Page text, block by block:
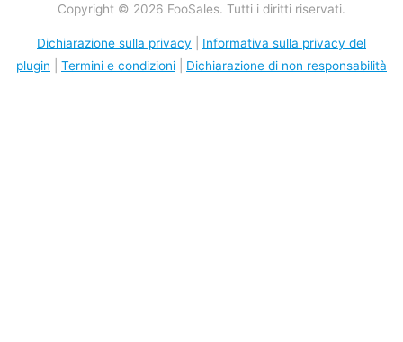
Copyright © 2026 FooSales. Tutti i diritti riservati.
Dichiarazione sulla privacy
Informativa sulla privacy del
plugin
Termini e condizioni Dichiarazione di non responsabilità